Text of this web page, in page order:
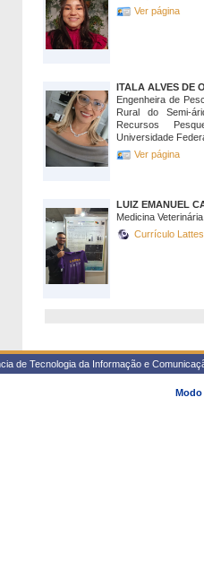
Ver página
ITALA ALVES DE
Engenheira de
Rural do Semi-
Recursos
Universidade
Ver página
LUIZ EMANUEL
Medicina
Currículo
de Tecnologia da Informação e
Modo